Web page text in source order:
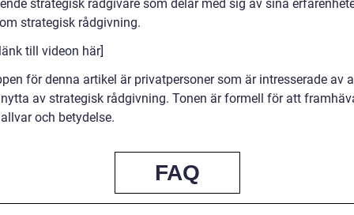
strategisk rådgivare som delar med sig av sina
strategisk rådgivning.
till videon här]
för denna artikel är privatpersoner som är intresserade av
av strategisk rådgivning. Tonen är formell för att
och betydelse.
FAQ